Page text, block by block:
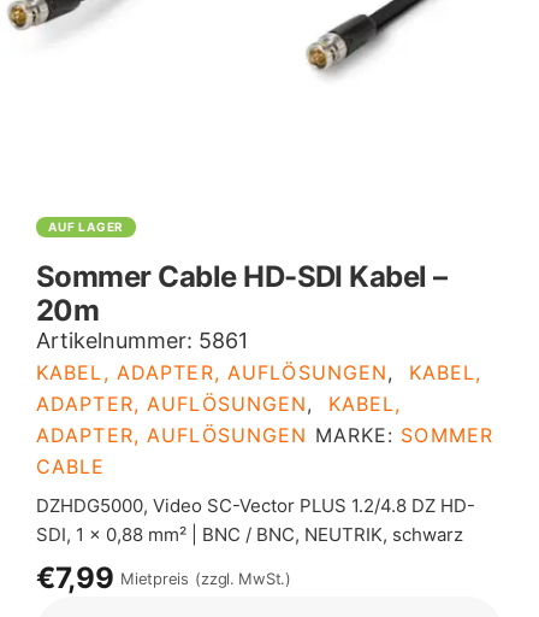
AUF LAGER
Sommer Cable HD-SDI Kabel –
20m
Artikelnummer: 5861
KABEL, ADAPTER, AUFLÖSUNGEN,
KABEL,
ADAPTER, AUFLÖSUNGEN,
KABEL,
ADAPTER, AUFLÖSUNGEN MARKE: SOMMER
CABLE
DZHDG5000, Video SC-Vector PLUS 1.2/4.8 DZ HD-
SDI, 1 x 0,88 mm² | BNC / BNC, NEUTRIK, schwarz
€7,99 Mietpreis (zzgl. MwSt.)